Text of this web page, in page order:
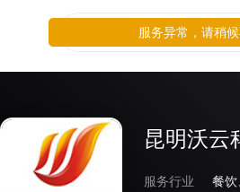
昆明沃云
服务行业
服务异常，请稍